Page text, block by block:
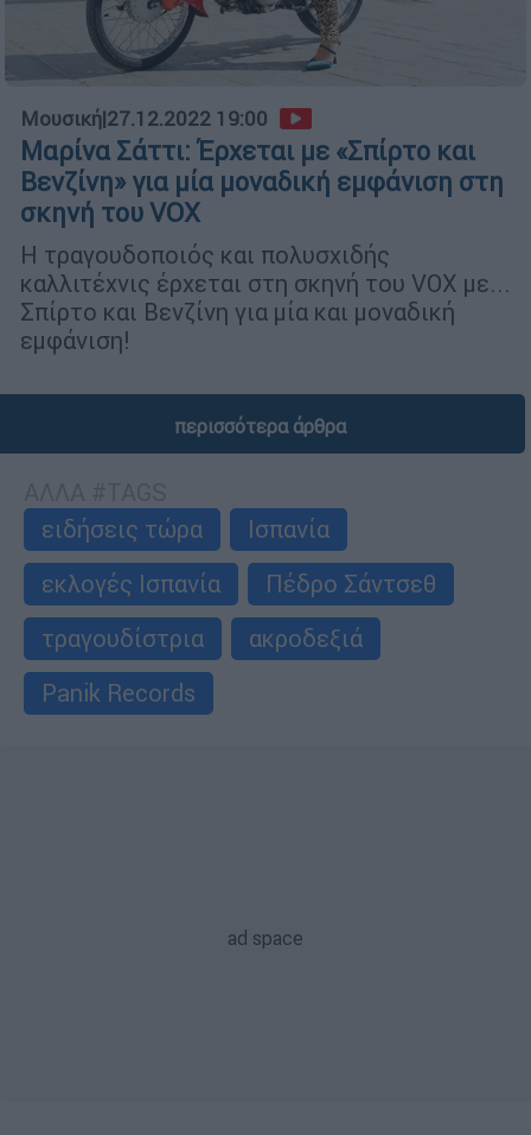
Μουσική|27.12.2022 19:00
Μαρίνα Σάττι: Έρχεται με «Σπίρτο και
Βενζίνη» για μία μοναδική εμφάνιση στη
σκηνή του VOX
Η τραγουδοποιός και πολυσχιδής
καλλιτέχνις έρχεται στη σκηνή του VOX με...
Σπίρτο και Βενζίνη για μία και μοναδική
εμφάνιση!
περισσότερα άρθρα
ειδήσεις τώρα
Ισπανία
εκλογές Ισπανία
Πέδρο Σάντσεθ
τραγουδίστρια
ακροδεξιά
Panik Records